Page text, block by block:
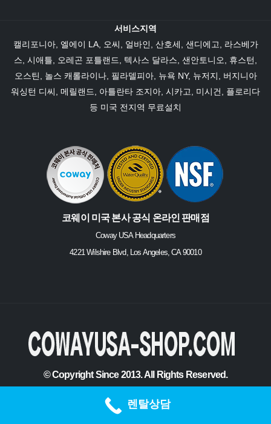
서비스지역
캘리포니아, 엘에이 LA, 오씨, 얼바인, 산호세, 샌디에고, 라스베가
스, 시애틀, 오레곤 포틀랜드, 텍사스 달라스, 샌안토니오, 휴스턴,
오스틴, 놀스 캐롤라이나, 필라델피아, 뉴욕 NY, 뉴저지, 버지니아
워싱턴 디씨, 메릴랜드, 아틀란타 조지아, 시카고, 미시건, 플로리다
등 미국 전지역 무료설치
코웨이 미국 본사 공식 온라인 판매점
Coway USA Headquarters
4221 Wilshire Blvd, Los Angeles, CA 90010
© Copyright Since 2013. All Rights Reserved.
렌탈상담